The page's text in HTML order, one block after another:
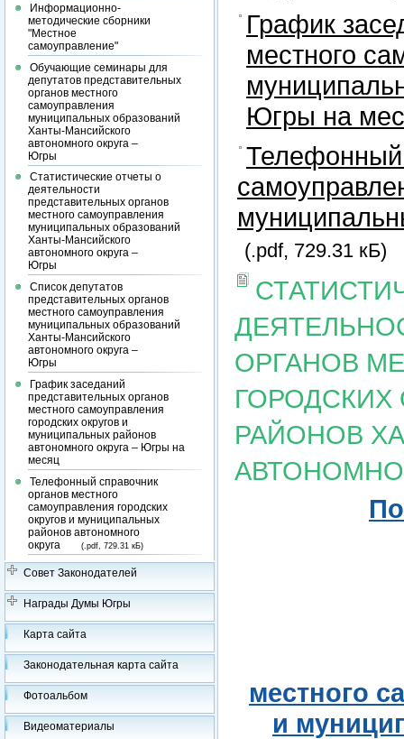
Информационно-
методические сборники
"Местное
самоуправление"
Обучающие семинары для
депутатов представительных
органов местного
самоуправления
муниципальных образований
Ханты-Мансийского
автономного округа –
Югры
Статистические отчеты о
деятельности
представительных органов
местного самоуправления
муниципальных образований
Ханты-Мансийского
автономного округа –
Югры
Список депутатов
представительных органов
местного самоуправления
муниципальных образований
Ханты-Мансийского
автономного округа –
Югры
График заседаний
представительных органов
местного самоуправления
городских округов и
муниципальных районов
автономного округа – Югры на
месяц
Телефонный справочник
органов местного
самоуправления городских
округов и муниципальных
районов автономного
округа
(.pdf, 729.31 кБ)
Совет Законодателей
Награды Думы Югры
Карта сайта
Законодательная карта сайта
Фотоальбом
Видеоматериалы
График
местного
Югры на
Телефонный
(.pdf, 729.31 кБ)
ОРГАНОВ
РАЙОНОВ
местного
и